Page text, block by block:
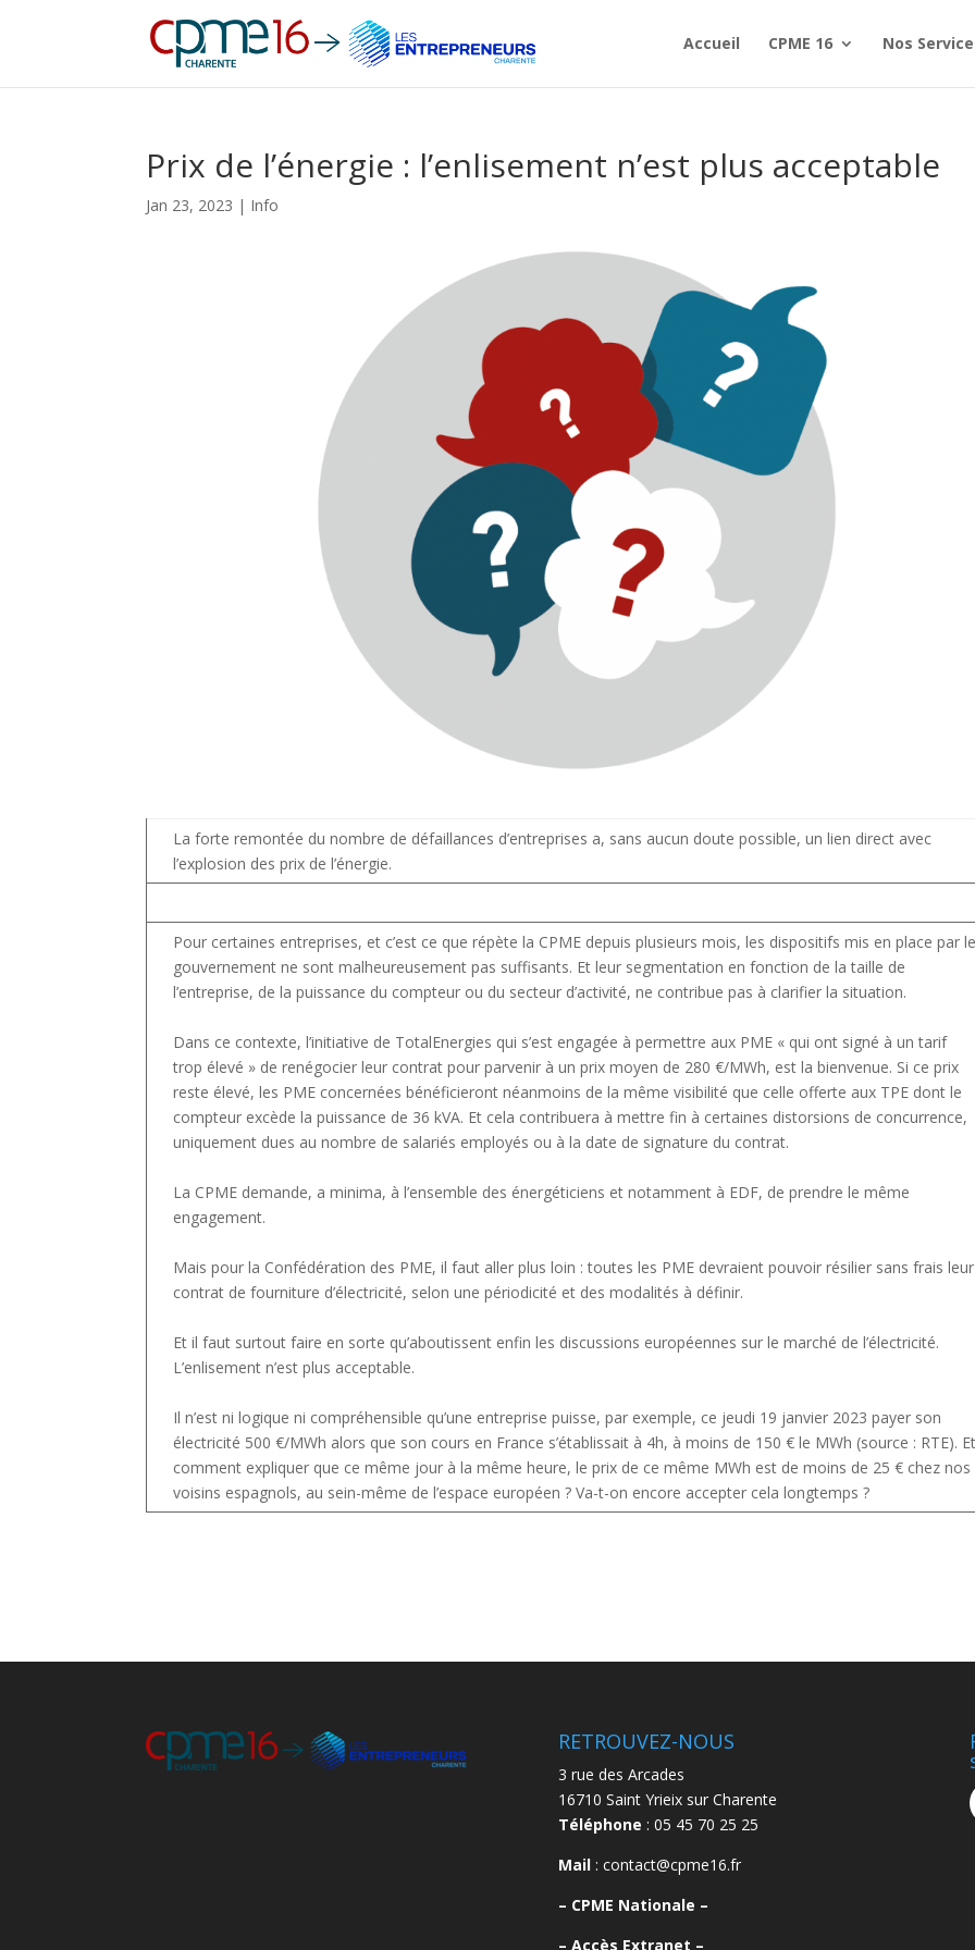
Accueil CPME 16 Nos
Prix de l’énergie : l’enlisement n’est plus acceptable
Jan 23, 2023 | Info
La forte remontée du nombre de défaillances d’entreprises a, sans aucun doute possible, un lien direct avec
l’explosion des prix de l’énergie.
Pour certaines entreprises, et c’est ce que répète la CPME depuis plusieurs mois, les dispositifs mis en place par
gouvernement ne sont malheureusement pas suffisants. Et leur segmentation en fonction de la taille de
l’entreprise, de la puissance du compteur ou du secteur d’activité, ne contribue pas à clarifier la situation.
Dans ce contexte, l’initiative de TotalEnergies qui s’est engagée à permettre aux PME « qui ont signé à un tarif
trop élevé » de renégocier leur contrat pour parvenir à un prix moyen de 280 €/MWh, est la bienvenue. Si ce prix
reste élevé, les PME concernées bénéficieront néanmoins de la même visibilité que celle offerte aux TPE dont le
compteur excède la puissance de 36 kVA. Et cela contribuera à mettre fin à certaines distorsions de concurrence,
uniquement dues au nombre de salariés employés ou à la date de signature du contrat.
La CPME demande, a minima, à l’ensemble des énergéticiens et notamment à EDF, de prendre le même
engagement.
Mais pour la Confédération des PME, il faut aller plus loin : toutes les PME devraient pouvoir résilier sans frais leur
contrat de fourniture d’électricité, selon une périodicité et des modalités à définir.
Et il faut surtout faire en sorte qu’aboutissent enfin les discussions européennes sur le marché de l’électricité.
L’enlisement n’est plus acceptable.
Il n’est ni logique ni compréhensible qu’une entreprise puisse, par exemple, ce jeudi 19 janvier 2023 payer son
électricité 500 €/MWh alors que son cours en France s’établissait à 4h, à moins de 150 € le MWh (source : RTE).
comment expliquer que ce même jour à la même heure, le prix de ce même MWh est de moins de 25 € chez nos
voisins espagnols, au sein-même de l’espace européen ? Va-t-on encore accepter cela longtemps ?
RETROUVEZ-NOUS
3 rue des Arcades
16710 Saint Yrieix sur Charente
Téléphone : 05 45 70 25 25
Mail: contact@cpme16.fr
– CPME Nationale –
– Accès Extranet –